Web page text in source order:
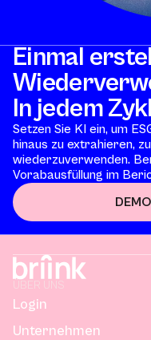
Einmal
In jedem
Setzen Sie KI ein, um
hinaus zu extrahieren,
wiederzuverwenden.
Vorabausfüllung im
ÜBER UNS
Login
Unternehmen